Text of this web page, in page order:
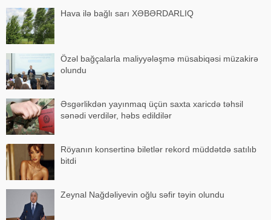
Hava ilə bağlı sarı XƏBƏRDARLIQ
Özəl bağçalarla maliyyələşmə müsabiqəsi müzakirə
olundu
Əsgərlikdən yayınmaq üçün saxta xaricdə təhsil
sənədi verdilər, həbs edildilər
Röyanın konsertinə biletlər rekord müddətdə satılıb
bitdi
Zeynal Nağdəliyevin oğlu səfir təyin olundu